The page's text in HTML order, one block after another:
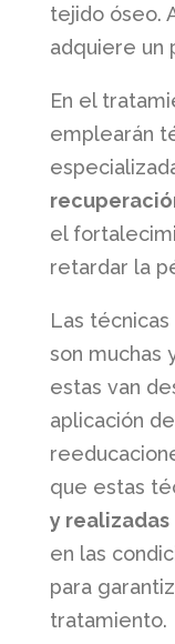
tejido óseo.
adquiere un
En el
emplearán
el
retardar la
Las
son muchas
estas van
aplicación
que estas
y realizadas
en las
para
tratamiento.